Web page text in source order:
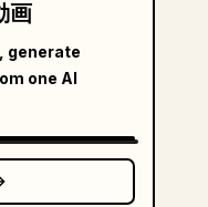
画
generate
one AI